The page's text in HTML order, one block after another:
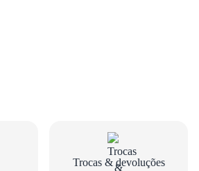
Trocas & devoluções